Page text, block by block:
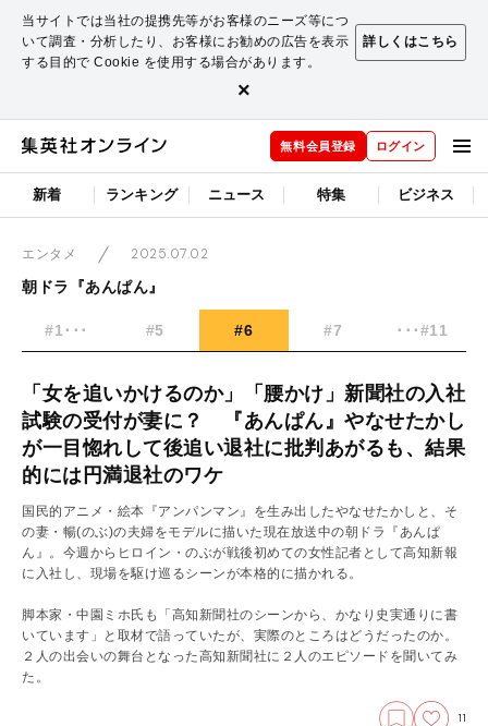
当サイトでは当社の提携先等がお客様のニーズ等につ
いて調査・分析したり、お客様にお勧めの広告を表示
する目的で Cookie を使用する場合があります。
詳しくはこちら
×
無料会員登録 ログイン
新着 ランキング ニュース 特集 ビジネス
エンタメ
2025.07.02
朝ドラ『あんぱん』
#1･･･ #5 #6 #7 ･･･#11
「女を追いかけるのか」「腰かけ」新聞社の入社
試験の受付が妻に？ 『あんぱん』やなせたかし
が一目惚れして後追い退社に批判あがるも、結果
的には円満退社のワケ
国民的アニメ・絵本『アンパンマン』を生み出したやなせたかしと、そ
の妻・暢(のぶ)の夫婦をモデルに描いた現在放送中の朝ドラ『あんぱ
ん』。今週からヒロイン・のぶが戦後初めての女性記者として高知新報
に入社し、現場を駆け巡るシーンが本格的に描かれる。
脚本家・中園ミホ氏も「高知新聞社のシーンから、かなり史実通りに書
いています」と取材で語っていたが、実際のところはどうだったのか。
２人の出会いの舞台となった高知新聞社に２人のエピソードを聞いてみ
た。
11